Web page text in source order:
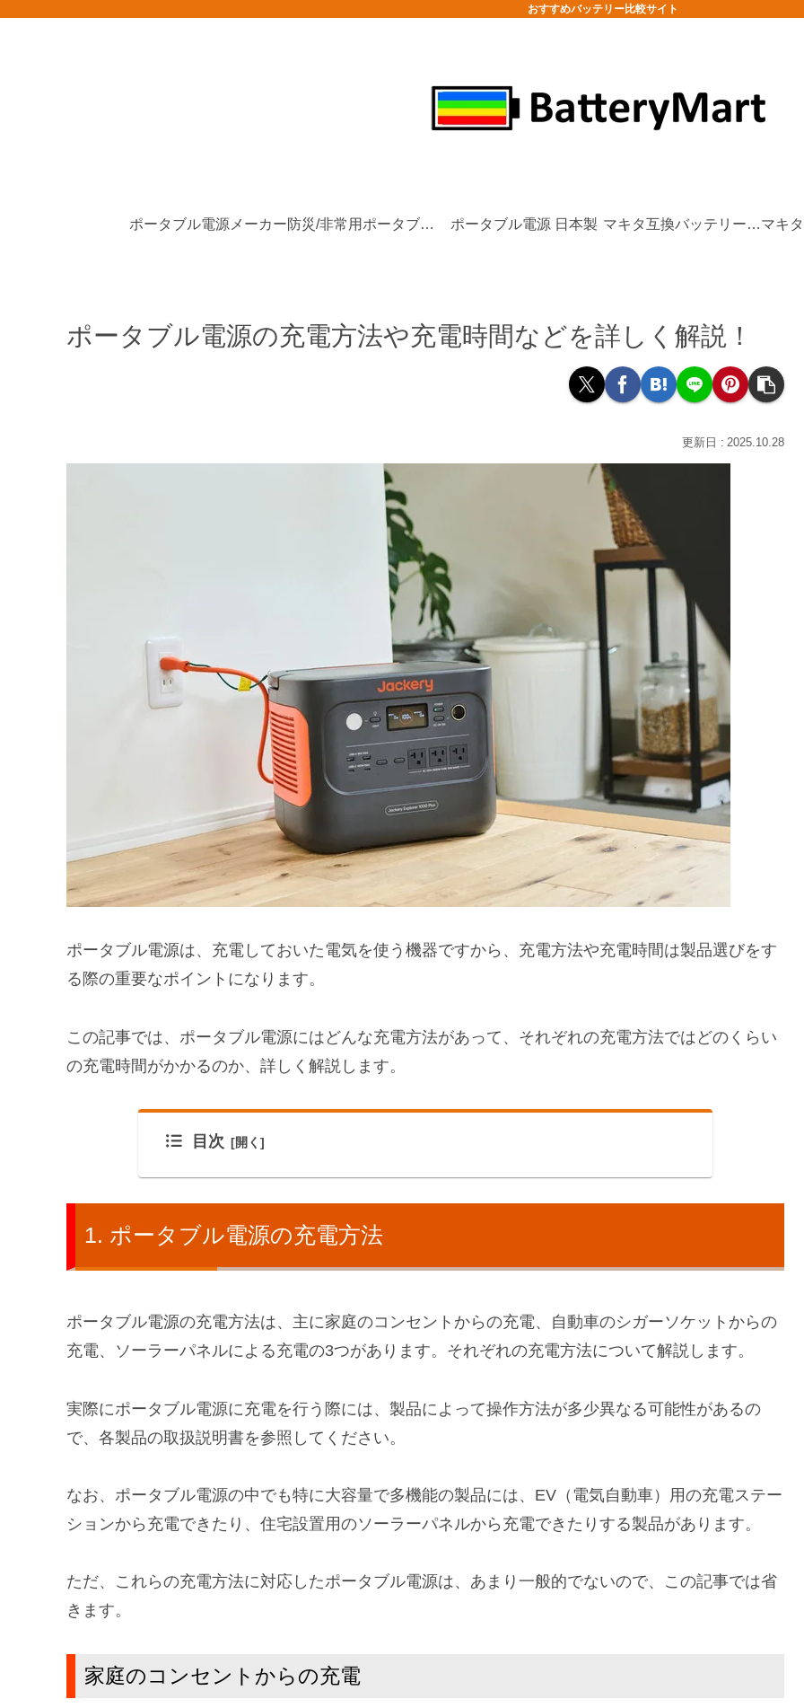
おすすめバッテリー比較サイト
ポータブル電源メーカー 防災/非常用ポータブル電源 ポータブル電源 日本製 マキタ互換バッテリーおすすめ
ポータブル電源の充電方法や充電時間などを詳しく解説！
2025.10.28
ポータブル電源は、充電しておいた電気を使う機器ですから、充電方法や充電時間は製品選びをす
る際の重要なポイントになります。
この記事では、ポータブル電源には どんな充電方法があって、それぞれの充電方法ではどのくらい
の充電時間がかかるのか、詳しく解説します。
目次
ポータブル電源の充電方法
ポータブル電源の充電方法は、主に家庭のコンセントからの充電、自動車のシガーソケットからの
充電、ソーラーパネルによる充電の3つがあります。それぞれの充電方法について解説します。
実際にポータブル電源に充電を行う際には、製品によって操作方法が多少異なる可能性があるの
で、各製品の取扱説明書を参照してください。
なお、ポータブル電源の中でも特に大容量で多機能の製品には、EV（電気自動車）用の充電ステー
ションから充電できたり、住宅設置用のソーラーパネルから充電できたりする製品があります。
ただ、これらの充電方法に対応したポータブル電源は、あまり一般的でないので、この記事では省
きます。
家庭のコンセントからの充電